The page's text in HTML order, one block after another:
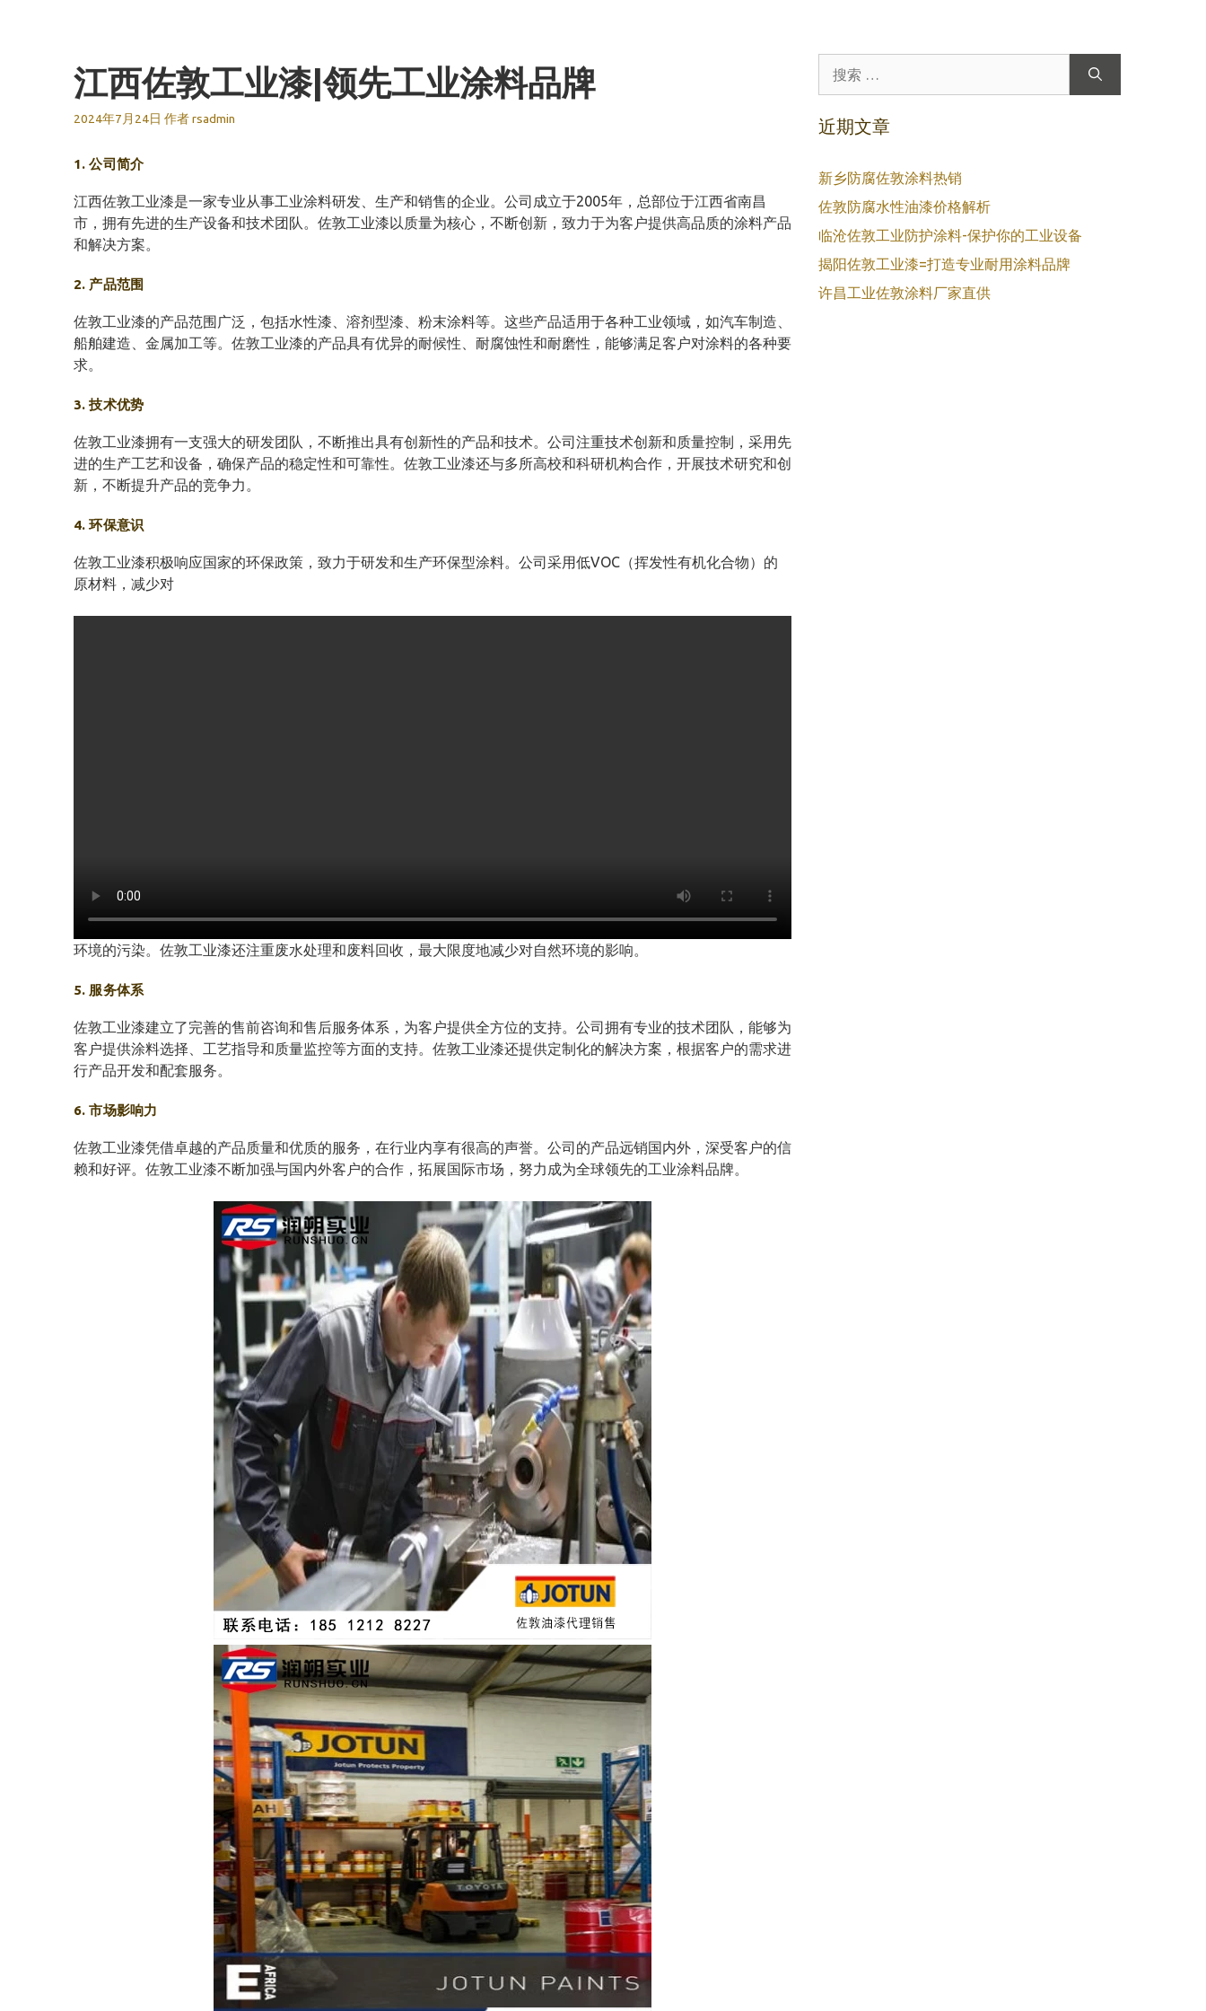
江西佐敦工业漆|领先工业涂料品牌
2024年7月24日 作者rsadmin
1. 公司简介
江西佐敦工业漆是一家专业从事工业涂料研发、生产和销售的企业。公司成立于2005年，总部位于江西省南昌
市，拥有先进的生产设备和技术团队。佐敦工业漆以质量为核心，不断创新，致力于为客户提供高品质的涂料产品
和解决方案。
2. 产品范围
佐敦工业漆的产品范围广泛，包括水性漆、溶剂型漆、粉末涂料等。这些产品适用于各种工业领域，如汽车制造、
船舶建造、金属加工等。佐敦工业漆的产品具有优异的耐候性、耐腐蚀性和耐磨性，能够满足客户对涂料的各种要
求。
3. 技术优势
佐敦工业漆拥有一支强大的研发团队，不断推出具有创新性的产品和技术。公司注重技术创新和质量控制，采用先
进的生产工艺和设备，确保产品的稳定性和可靠性。佐敦工业漆还与多所高校和科研机构合作，开展技术研究和创
新，不断提升产品的竞争力。
4. 环保意识
佐敦工业漆积极响应国家的环保政策，致力于研发和生产环保型涂料。公司采用低VOC（挥发性有机化合物）的
原材料，减少对
环境的污染。佐敦工业漆还注重废水处理和废料回收，最大限度地减少对自然环境的影响。
5. 服务体系
佐敦工业漆建立了完善的售前咨询和售后服务体系，为客户提供全方位的支持。公司拥有专业的技术团队，能够为
客户提供涂料选择、工艺指导和质量监控等方面的支持。佐敦工业漆还提供定制化的解决方案，根据客户的需求进
行产品开发和配套服务。
6. 市场影响力
佐敦工业漆凭借卓越的产品质量和优质的服务，在行业内享有很高的声誉。公司的产品远销国内外，深受客户的信
赖和好评。佐敦工业漆不断加强与国内外客户的合作，拓展国际市场，努力成为全球领先的工业涂料品牌。
索：
近期文章
新乡防腐佐敦涂料热销
佐敦防腐水性油漆价格解析
临沧佐敦工业防护涂料-保护你的工业设备
揭阳佐敦工业漆=打造专业耐用涂料品牌
许昌工业佐敦涂料厂家直供